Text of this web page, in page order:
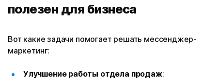
полезен для бизнеса
Вот какие задачи помогает решать мессенджер-
маркетинг:
Улучшение работы отдела продаж: